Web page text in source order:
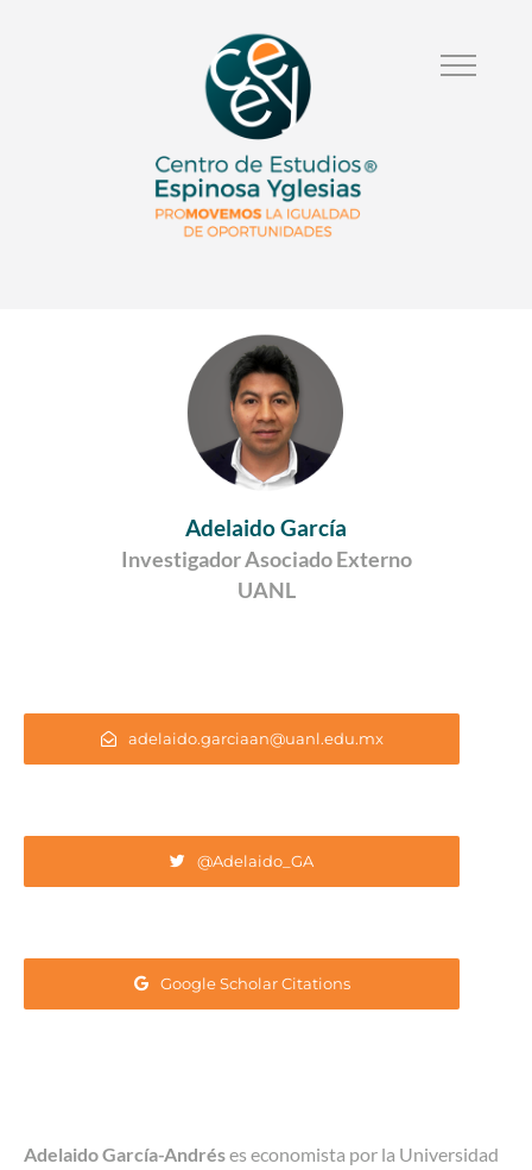
Adelaido García
Investigador Asociado Externo
UANL
adelaido.garciaan@uanl.edu.mx
@Adelaido_GA
Google Scholar Citations
Adelaido García-Andréses economista por la Universidad